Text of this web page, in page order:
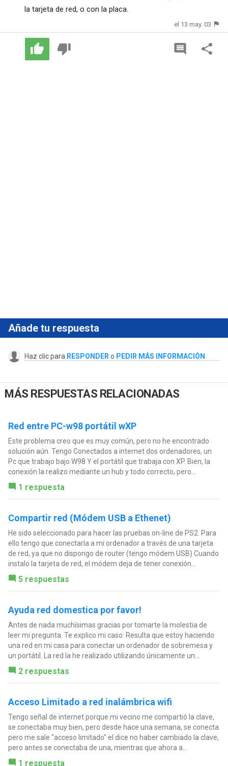
la tarjeta de red, o con la placa.
el 13 may. 03
Añade tu respuesta
Haz clic para RESPONDER o PEDIR MÁS INFORMACIÓN
MÁS RESPUESTAS RELACIONADAS
Red entre PC-w98 portátil wXP
Este problema creo que es muy común, pero no he encontrado
solución aún. Tengo Conectados a internet dos ordenadores, un
Pc que trabajo bajo W98 Y el portátil que trabaja con XP. Bien, la
conexión la realizo mediante un hub y todo correcto, pero...
1 respuesta
Compartir red (Módem USB a Ethenet)
He sido seleccionado para hacer las pruebas on-line de PS2. Para
ello tengo que conectarla a mi ordenador a través de una tarjeta
de red, ya que no dispongo de router (tengo módem USB) Cuando
instalo la tarjeta de red, el módem deja de tener conexión...
5 respuestas
Ayuda red domestica por favor!
Antes de nada muchísimas gracias por tomarte la molestia de
leer mi pregunta. Te explico mi caso: Resulta que estoy haciendo
una red en mi casa para conectar un ordenador de sobremesa y
un portátil. La red la he realizado utilizando únicamente un...
2 respuestas
Acceso Limitado a red inalámbrica wifi
Tengo señal de internet porque mi vecino me compartió la clave,
se conectaba muy bien, pero desde hace una semana, se conecta
pero me sale "acceso limitado" el dice no haber cambiado la clave,
pero antes se conectaba de una, mientras que ahora a...
1 respuesta